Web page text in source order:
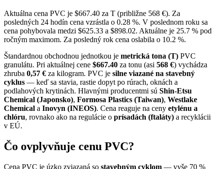
Aktuálna cena PVC je $667.40 za T (približne 568 €). Za
posledných 24 hodín cena vzrástla o 0.28 %. V poslednom roku sa
cena pohybovala medzi $625.33 a $898.02. Aktuálne je 25.7 % pod
ročným maximom. Za posledný rok cena oslabila o 10.2 %.
Štandardnou obchodnou jednotkou je metrická tona (T) PVC
granulátu. Pri aktuálnej cene $667.40 za tonu (asi 568 €) vychádza
zhruba 0,57 € za kilogram. PVC je silne viazané na stavebný
cyklus — keď sa stavia, rastie dopyt po rúrach, oknách a
podlahových krytinách. Hlavnými producentmi sú Shin-Etsu
Chemical (Japonsko), Formosa Plastics (Taiwan), Westlake
Chemical a Inovyn (INEOS). Cena reaguje na ceny etylénu a
chlóru, rovnako ako na regulácie o prísadách (ftaláty) a recyklácii
v EÚ.
Čo ovplyvňuje cenu PVC?
Cena PVC je úzko zviazaná so stavebným cyklom — vyše 70 %